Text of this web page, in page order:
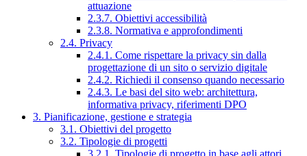
attuazione
2.3.7. Obiettivi accessibilità
2.3.8. Normativa e approfondimenti
2.4. Privacy
2.4.1. Come rispettare la privacy sin dalla
progettazione di un sito o servizio digitale
2.4.2. Richiedi il consenso quando necessario
2.4.3. Le basi del sito web: architettura,
informativa privacy, riferimenti DPO
3. Pianificazione, gestione e strategia
3.1. Obiettivi del progetto
3.2. Tipologie di progetti
3.2.1. Tipologie di progetto in base agli attori